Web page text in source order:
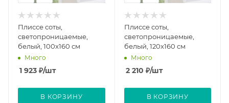
Плиссе соты,
светопроницаемые,
белый, 100x160 см
Много
1 923 ₽/шт
В КОРЗИНУ
Плиссе соты,
светопроницаемые,
белый, 120x160 см
Много
2 210 ₽/шт
В КОРЗИНУ